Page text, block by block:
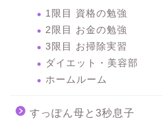
1限目 資格の勉強
2限目 お金の勉強
3限目 お掃除実習
ダイエット・美容部
ホームルーム
すっぽん母と3秒息子